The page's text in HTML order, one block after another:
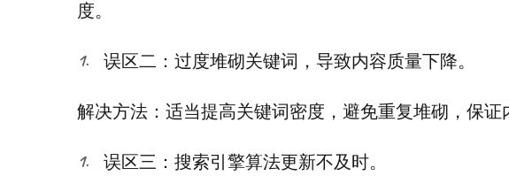
度。
误区二：过度堆砌关键词，导致内容质量下降。
解决方法：适当提高关键词密度，避免重复堆砌，保证
误区三：搜索引擎算法更新不及时。